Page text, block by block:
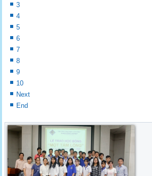
3
4
5
6
7
8
9
10
Next
End